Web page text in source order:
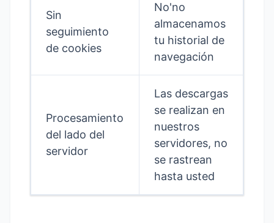
Sin
seguimiento
de cookies
No'no
almacenamos
tu historial de
navegación
Procesamiento
del lado del
servidor
Las descargas
se realizan en
nuestros
servidores, no
se rastrean
hasta usted